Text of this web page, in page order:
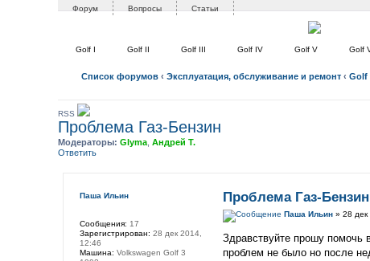
Форум Вопросы Статьи
Golf I Golf II Golf III Golf IV Golf V Golf
Список форумов ‹ Эксплуатация, обслуживание и ремонт ‹ Golf
RSS
Проблема Газ-Бензин
Модераторы: Glyma Андрей Т.
Ответить
Проблема Газ-Бензин
Паша Ильин» 28 дек
Здравствуйте прошу помочь
проблем не было но после
Паша Ильин
Сообщения: 17
Зарегистрирован: 28 дек 2014,
12:46
Машина: Volkswagen Golf 3